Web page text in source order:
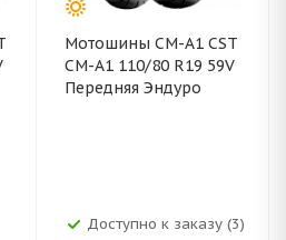
Мотошины CM-A1 CST
CM-A1 110/80 R19 59V
Передняя Эндуро
Доступно к заказу (3)